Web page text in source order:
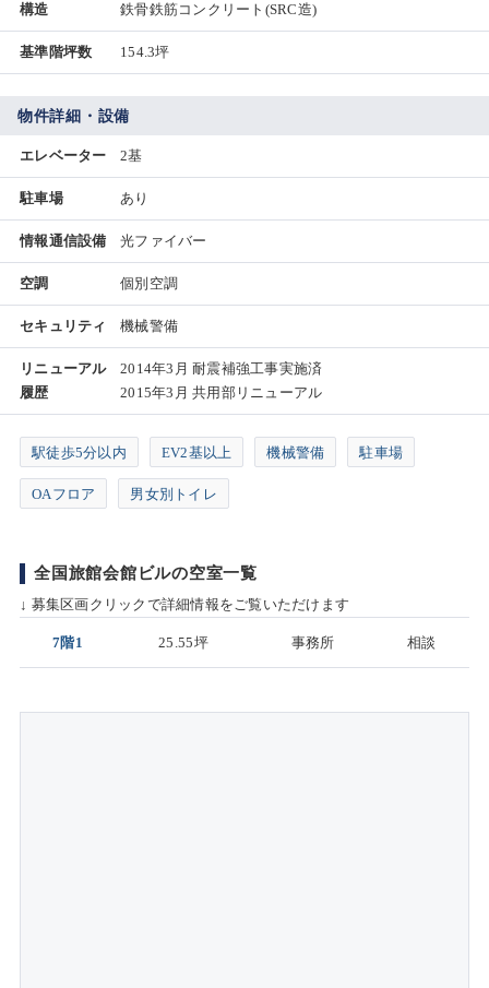
構造 鉄骨鉄筋コンクリート(SRC造)
基準階坪数 154.3坪
物件詳細・設備
エレベーター 2基
駐車場 あり
情報通信設備 光ファイバー
空調 個別空調
セキュリティ 機械警備
リニューアル
履歴
2014年3月 耐震補強工事実施済
2015年3月 共用部リニューアル
駅徒歩5分以内 EV2基以上 機械警備 駐車場
OAフロア 男女別トイレ
全国旅館会館ビルの空室一覧
↓ 募集区画クリックで詳細情報をご覧いただけます
7階1 25.55坪 事務所 相談